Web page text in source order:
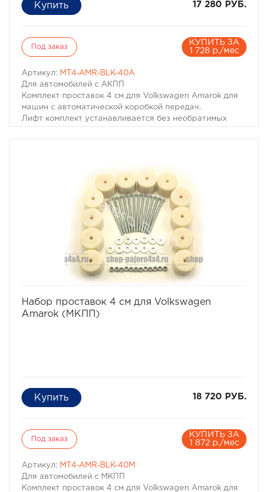
17 280 РУБ.
Под заказ
КУПИТЬ ЗА
1 728 р./мес
Артикул: MT4-AMR-BLK-40A
Для автомобилей с АКПП
Комплект проставок 4 см для Volkswagen Amarok для
машин с автоматической коробкой передач.
Лифт комплект устанавливается без необратимых
Набор проставок 4 см для Volkswagen
Amarok (МКПП)
18 720 РУБ.
Под заказ
КУПИТЬ ЗА
1 872 р./мес
Артикул: MT4-AMR-BLK-40M
Для автомобилей с МКПП
Комплект проставок 4 см для Volkswagen Amarok для